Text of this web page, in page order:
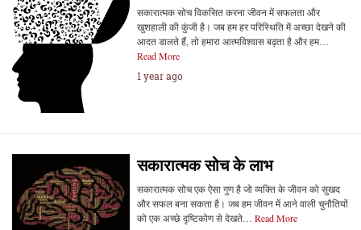
सकारात्मक सोच विकसित करना जीवन में सफलता और
खुशहाली की कुंजी है। जब हम हर परिस्थिति में अच्छा देखने की
आदत डालते हैं, तो हमारा आत्मविश्वास बढ़ता है और हम…
Read More
1 year ago
सकारात्मक सोच के लाभ
सकारात्मक सोच एक ऐसा गुण है जो व्यक्ति के जीवन को सुखद
और सफल बना सकता है। जब हम जीवन में आने वाली चुनौतियों
को एक अच्छे दृष्टिकोण से देखते… Read More